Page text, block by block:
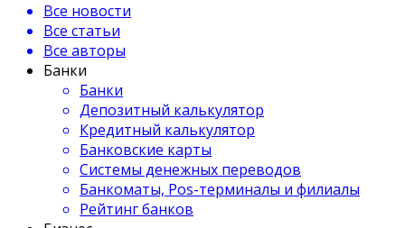
Все новости
Все статьи
Все авторы
Банки
Банки
Депозитный калькулятор
Кредитный калькулятор
Банковские карты
Системы денежных переводов
Банкоматы, Pos-терминалы и филиалы
Рейтинг банков